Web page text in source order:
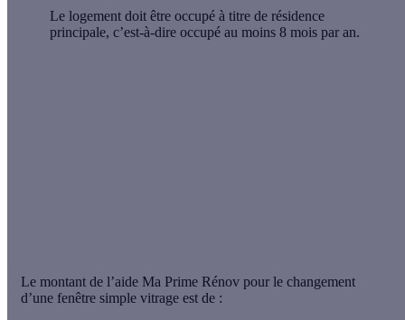
Le logement doit être occupé à titre de résidence
principale, c’est-à-dire occupé au moins 8 mois par an.
Le montant de l’aide Ma Prime Rénov pour le changement
d’une fenêtre simple vitrage est de :